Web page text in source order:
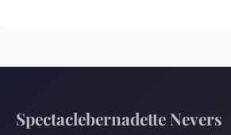
Spectaclebernadette Nevers